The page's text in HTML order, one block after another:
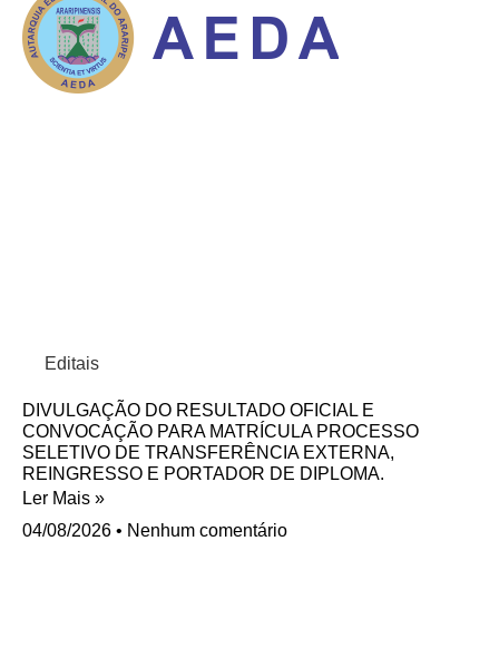
Editais
DIVULGAÇÃO DO RESULTADO OFICIAL E
CONVOCAÇÃO PARA MATRÍCULA PROCESSO
SELETIVO DE TRANSFERÊNCIA EXTERNA,
REINGRESSO E PORTADOR DE DIPLOMA.
Ler Mais »
04/08/2026
Nenhum comentário